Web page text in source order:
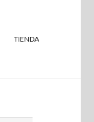
TIENDA